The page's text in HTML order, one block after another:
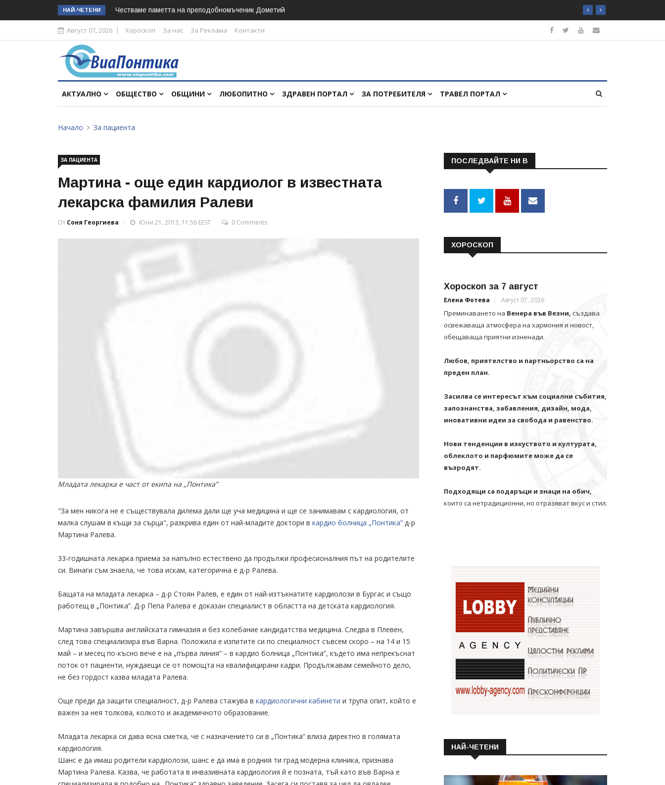
НАЙ-ЧЕТЕНИ Честваме паметта на преподобномъченик Дометий
Август 07, 2026 Хороскоп За нас За Реклама Контакти
АКТУАЛНО ОБЩЕСТВО ОБЩИНИ ЛЮБОПИТНО ЗДРАВЕН ПОРТАЛ ЗА ПОТРЕБИТЕЛЯ ТРАВЕЛ ПОРТАЛ
Начало За пациента
ЗА ПАЦИЕНТА
Мартина - още един кардиолог в известната
лекарска фамилия Ралеви
От Соня Георгиева Юни 21, 2013, 11:56 EEST 0 Comments
Младата лекарка е част от екипа на „Понтика”
"За мен никога не е съществувала дилема дали ще уча медицина и ще се занимавам с кардиология, от
малка слушам в къщи за сърца", разкрива един от най-младите доктори в кардио болница „Понтика” д-р
Мартина Ралева.
33-годишната лекарка приема за напълно естествено да продължи професионалния път на родителите
си. Винаги съм знаела, че това искам, категорична е д-р Ралева.
Бащата на младата лекарка – д-р Стоян Ралев, е един от най-изтъкнатите кардиолози в Бургас и също
работещ в „Понтика”. Д-р Пепа Ралева е доказан специалист в областта на детската кардиология.
Мартина завършва английската гимназия и без колебание кандидатства медицина. Следва в Плевен,
след това специализира във Варна. Положила е изпитите си по специалност съвсем скоро – на 14 и 15
май – и месец по-късно вече е на „първа линия” – в кардио болница „Понтика”, където има непрекъснат
поток от пациенти, нуждаещи се от помощта на квалифицирани кадри. Продължавам семейното дело,
не без гордост казва младата Ралева.
Още преди да защити специалност, д-р Ралева стажува в кардиологични кабинети и трупа опит, който е
важен за нея толкова, колкото и академичното образование.
Младата лекарка си дава ясна сметка, че с назначението си в „Понтика” влиза директно в голямата
кардиология.
Шанс е да имаш родители кардиолози, шанс е да има в родния ти град модерна клиника, признава
Мартина Ралева. Казва, че работата в инвазивната кардиология й е позната, тъй като във Варна е
ПОСЛЕДВАЙТЕ НИ В
ХОРОСКОП
Хороскоп за 7 август
Елена Фотева Август 07, 2026
Преминаването на Венера във Везни, създава
освежаваща атмосфера на хармония и новост,
обещаваща приятни изненади.
Любов, приятелство и партньорство са на
преден план.
Засилва се интересът към социални събития,
запознанства, забавления, дизайн, мода,
иновативни идеи за свобода и равенство.
Нови тенденции в изкуството и културата,
облеклото и парфюмите може да се
възродят.
Подходящи са подаръци и знаци на обич,
които са нетрадиционни, но отразяват вкус и стил.
НАЙ-ЧЕТЕНИ